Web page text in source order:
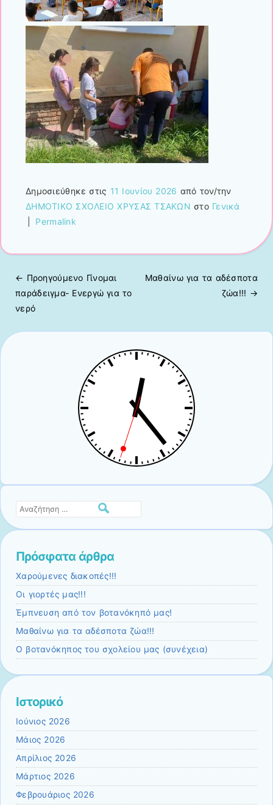
Δημοσιεύθηκε στις 11 Ιουνίου 2026 από τον/την
ΔΗΜΟΤΙΚΟ ΣΧΟΛΕΙΟ ΧΡΥΣΑΣ ΤΣΑΚΩΝ στο Γενικά
Permalink
Πλοήγηση άρθρων
← Προηγούμενo Γίνομαι
παράδειγμα- Ενεργώ για το
νερό
Μαθαίνω για τα αδέσποτα
ζώα!!! →
Αναζήτηση
Πρόσφατα άρθρα
Χαρούμενες διακοπές!!!
Οι γιορτές μας!!!
Έμπνευση από τον βοτανόκηπό μας!
Μαθαίνω για τα αδέσποτα ζώα!!!
Ο βοτανόκηπος του σχολείου μας (συνέχεια)
Ιστορικό
Ιούνιος 2026
Μάιος 2026
Απρίλιος 2026
Μάρτιος 2026
Φεβρουάριος 2026